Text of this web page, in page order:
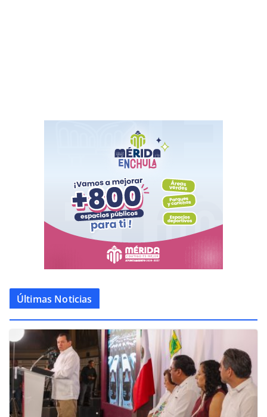
Últimas Noticias